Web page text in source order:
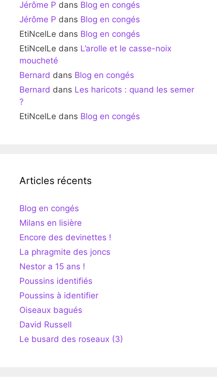
Jérôme P dans Blog en congés
Jérôme P dans Blog en congés
EtiNcelLe dans Blog en congés
EtiNcelLe dans L’arolle et le casse-noix
moucheté
Bernard dans Blog en congés
Bernard dans Les haricots : quand les semer
?
EtiNcelLe dans Blog en congés
Articles récents
Blog en congés
Milans en lisière
Encore des devinettes !
La phragmite des joncs
Nestor a 15 ans !
Poussins identifiés
Poussins à identifier
Oiseaux bagués
David Russell
Le busard des roseaux (3)